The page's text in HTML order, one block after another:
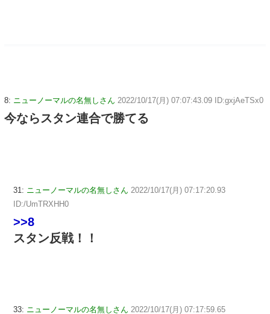
8: ニューノーマルの名無しさん 2022/10/17(月) 07:07:43.09 ID:gxjAeTSx0
今ならスタン連合で勝てる
31: ニューノーマルの名無しさん 2022/10/17(月) 07:17:20.93
ID:/UmTRXHH0
>>8
スタン反戦！！
33: ニューノーマルの名無しさん 2022/10/17(月) 07:17:59.65